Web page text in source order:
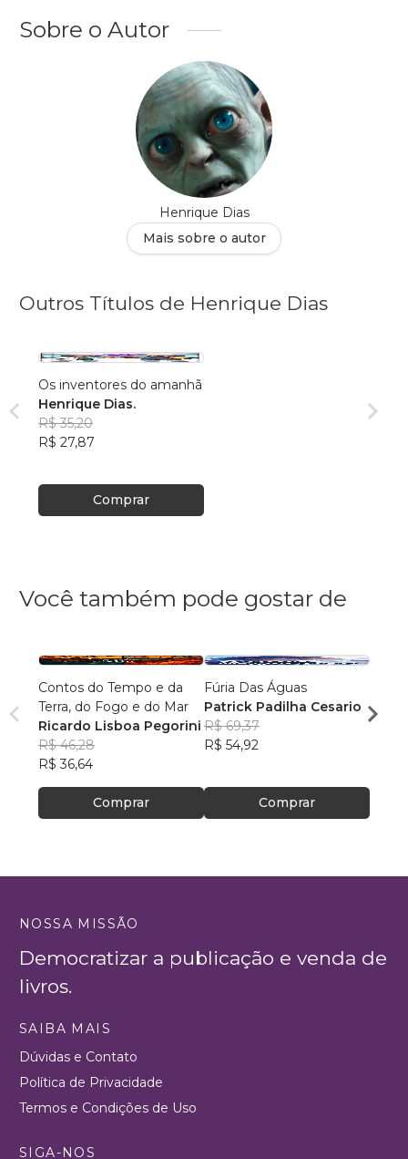
Sobre o Autor
Henrique Dias
Mais sobre o autor
Outros Títulos de Henrique Dias
Os inventores do amanhã
Henrique Dias.
R$ 35,20
R$ 27,87
Comprar
Você também pode gostar de
Contos do Tempo e da
Terra, do Fogo e do Mar
Ricardo Lisboa Pegorini
R$ 46,28
R$ 36,64
Comprar
Fúria Das Águas
Patrick Padilha Cesario
R$ 69,37
R$ 54,92
Comprar
R$
NOSSA MISSÃO
Democratizar a publicação e venda de
livros.
SAIBA MAIS
Dúvidas e Contato
Política de Privacidade
Termos e Condições de Uso
SIGA-NOS